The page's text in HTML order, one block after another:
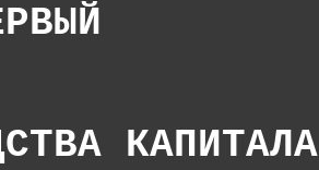
КАПИТАЛА